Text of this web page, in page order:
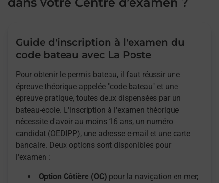
dans votre Centre d’examen ?
Guide d'inscription à l'examen du
code bateau avec La Poste
Pour obtenir le permis bateau, il faut réussir une
épreuve théorique appelée "code bateau" et une
épreuve pratique, toutes deux dispensées par un
bateau-école. L'inscription à l'examen théorique
nécessite d'avoir au moins 16 ans, un numéro
candidat (OEDIPP), une adresse e-mail et une carte
bancaire. Deux options sont disponibles pour
l'examen :
Option Côtière (OC) pour la navigation en mer;